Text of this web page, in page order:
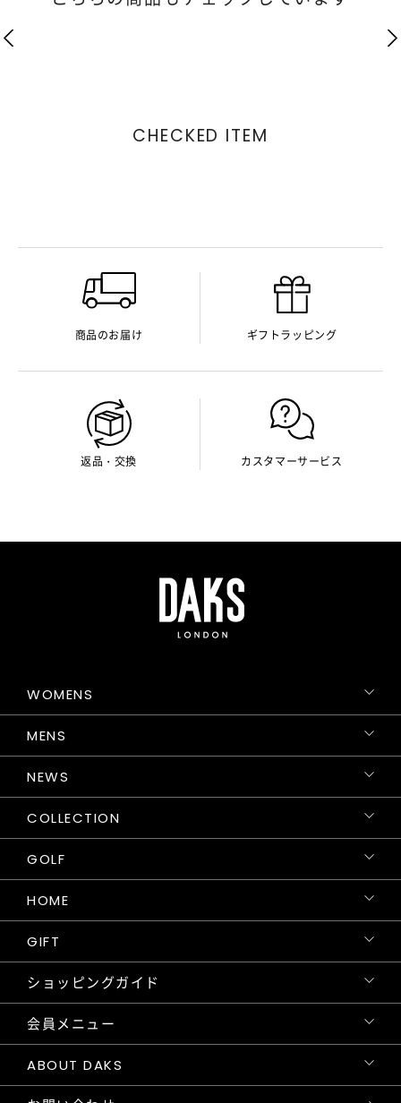
CHECKED ITEM
商品のお届け ギフトラッピング
返品・交換 カスタマーサービス
WOMENS
MENS
NEWS
COLLECTION
GOLF
HOME
GIFT
ショッピングガイド
会員メニュー
ABOUT DAKS